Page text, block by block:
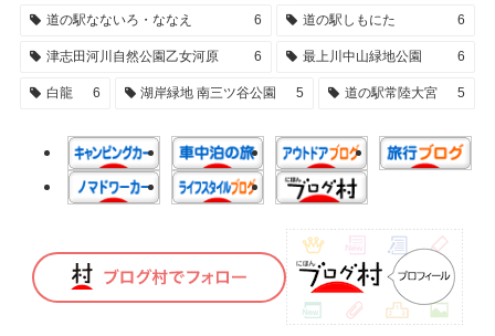
道の駅なないろ・ななえ 6 道の駅しもにた 6
津志田河川自然公園乙女河原 6 最上川中山緑地公園 6
白龍 6 湖岸緑地 南三ツ谷公園 5 道の駅常陸大宮 5